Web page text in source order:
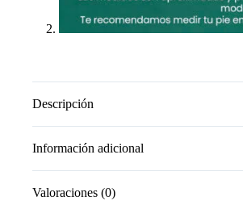
Descripción
Información adicional
Valoraciones (0)